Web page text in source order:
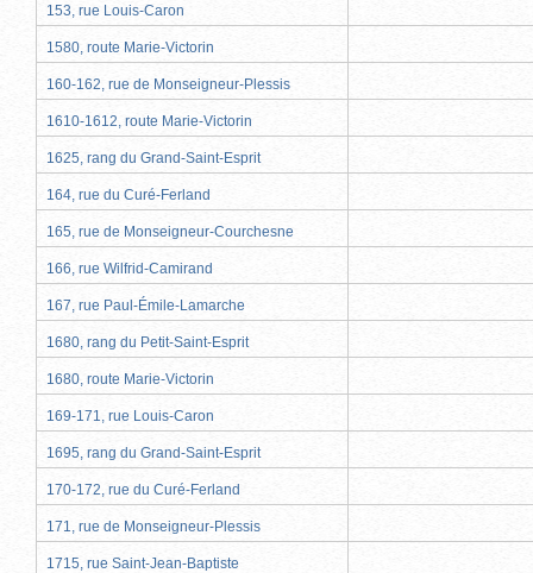
153, rue Louis-Caron
1580, route Marie-Victorin
160-162, rue de Monseigneur-Plessis
1610-1612, route Marie-Victorin
1625, rang du Grand-Saint-Esprit
164, rue du Curé-Ferland
165, rue de Monseigneur-Courchesne
166, rue Wilfrid-Camirand
167, rue Paul-Émile-Lamarche
1680, rang du Petit-Saint-Esprit
1680, route Marie-Victorin
169-171, rue Louis-Caron
1695, rang du Grand-Saint-Esprit
170-172, rue du Curé-Ferland
171, rue de Monseigneur-Plessis
1715, rue Saint-Jean-Baptiste